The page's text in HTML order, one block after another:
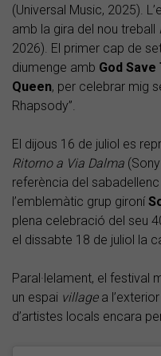
(Universal Music, 2025).
amb la gira del nou treball
2026). El primer cap de
diumenge amb God
Queen, per celebrar mig
Rhapsody”.
El dijous 16 de juliol es
Ritorno a Via Dalma
referència del sabadellenc
l’emblemàtic grup gironí
plena celebració del seu
el dissabte 18 de juliol la
Paral·lelament, el
un espai villagea
d’artistes locals encara